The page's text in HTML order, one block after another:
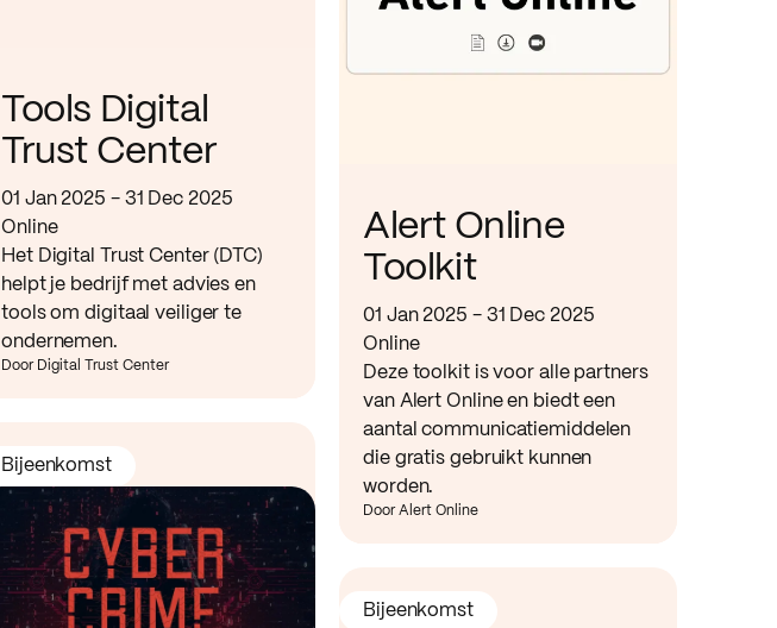
Tools Digital
Trust Center
01 Jan 2025 - 31 Dec 2025
Online
Het Digital Trust Center (DTC)
helpt je bedrijf met advies en
tools om digitaal veiliger te
ondernemen.
Door Digital Trust Center
Alert Online
Toolkit
01 Jan 2025 - 31 Dec 2025
Online
Deze toolkit is voor alle partners
van Alert Online en biedt een
aantal communicatiemiddelen
die gratis gebruikt kunnen
worden.
Door Alert Online
Bijeenkomst
Bijeenkomst